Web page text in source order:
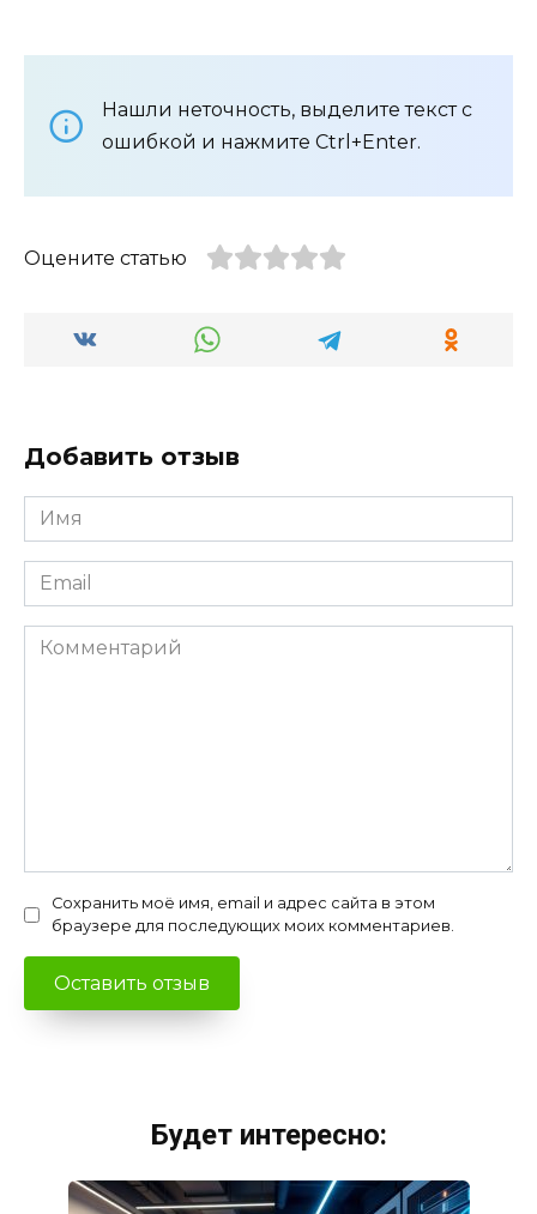
Нашли неточность, выделите текст с
ошибкой и нажмите Ctrl+Enter.
Оцените статью
Добавить отзыв
Имя
*
Email
*
Комментарий
Сохранить моё имя, email и адрес сайта в этом
браузере для последующих моих комментариев.
Будет интересно: